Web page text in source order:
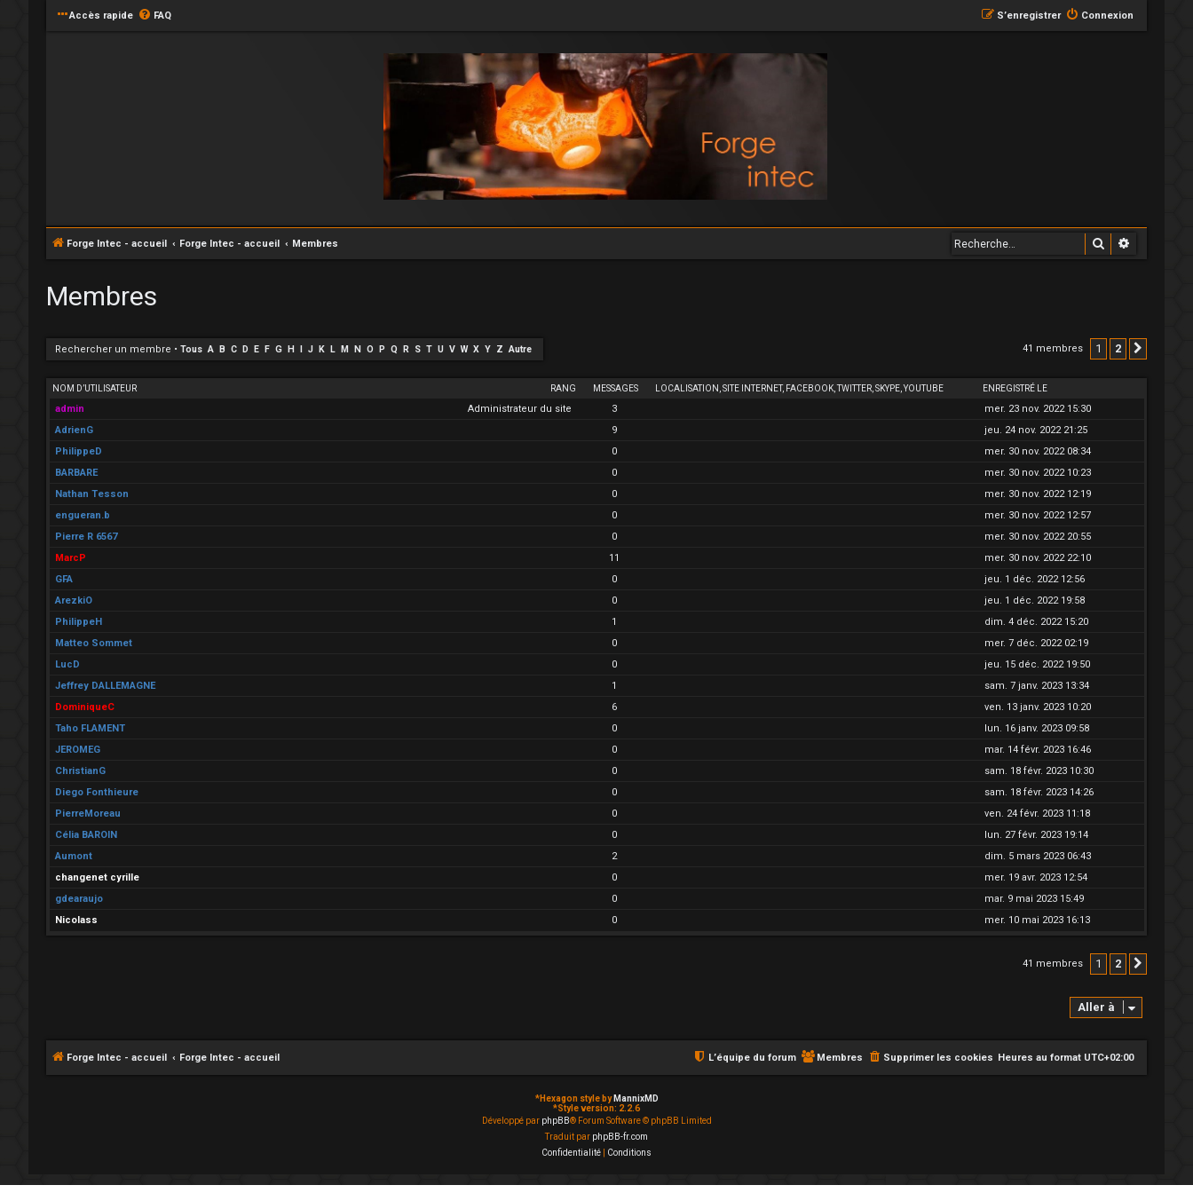
Accès rapide FAQ Connexion
S’enregistrer
Forge Intec - accueil Forge Intec - accueil Membres Rechercher
Membres
Rechercher un membre • Tous A B C D E F G H I J K L M N O P Q R S T U V W X Y Z Autre 41 membres 1 2
RANG
NOM D’UTILISATEUR MESSAGES LOCALISATION, SITE INTERNET, FACEBOOK, TWITTER, SKYPE, YOUTUBE ENREGISTRÉ LE
Administrateur du site
admin 3
mer. 23 nov. 2022 15:30
AdrienG
9
jeu. 24 nov. 2022 21:25
PhilippeD
0
mer. 30 nov. 2022 08:34
BARBARE
0
mer. 30 nov. 2022 10:23
Nathan Tesson
0
mer. 30 nov. 2022 12:19
engueran.b
0
mer. 30 nov. 2022 12:57
Pierre R 6567
0
mer. 30 nov. 2022 20:55
MarcP
11
mer. 30 nov. 2022 22:10
GFA
0
jeu. 1 déc. 2022 12:56
ArezkiO
0
jeu. 1 déc. 2022 19:58
PhilippeH
1
dim. 4 déc. 2022 15:20
Matteo Sommet
0
mer. 7 déc. 2022 02:19
LucD
0
jeu. 15 déc. 2022 19:50
Jeffrey DALLEMAGNE
1
sam. 7 janv. 2023 13:34
DominiqueC
6
ven. 13 janv. 2023 10:20
Taho FLAMENT
0
lun. 16 janv. 2023 09:58
JEROMEG
0
mar. 14 févr. 2023 16:46
ChristianG
0
sam. 18 févr. 2023 10:30
Diego Fonthieure
0
sam. 18 févr. 2023 14:26
PierreMoreau
0
ven. 24 févr. 2023 11:18
Célia BAROIN
0
lun. 27 févr. 2023 19:14
Aumont
2
dim. 5 mars 2023 06:43
changenet cyrille
0
mer. 19 avr. 2023 12:54
gdearaujo
0
mar. 9 mai 2023 15:49
Nicolass
0 mer. 10 mai 2023 16:13
41 membres 1 2
Aller à
Forge Intec - accueil Forge Intec - accueil Heures au format UTC+02:00
Supprimer les cookies
Membres
L’équipe du forum
*Hexagon style by MannixMD
*Style version: 2.2.6
Développé par phpBB® Forum Software © phpBB Limited
Traduit par phpBB-fr.com
Confidentialité
Conditions